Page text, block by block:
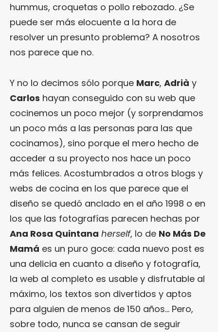
hummus, croquetas o pollo rebozado. ¿Se
puede ser más elocuente a la hora de
resolver un presunto problema? A nosotros
nos parece que no.
Y no lo decimos sólo porque Marc, Adrià y
Carlos hayan conseguido con su web que
cocinemos un poco mejor (y sorprendamos
un poco más a las personas para las que
cocinamos), sino porque el mero hecho de
acceder a su proyecto nos hace un poco
más felices. Acostumbrados a otros blogs y
webs de cocina en los que parece que el
diseño se quedó anclado en el año 1998 o en
los que las fotografías parecen hechas por
Ana Rosa Quintana herself, lo de No Más De
Mamá es un puro goce: cada nuevo post es
una delicia en cuanto a diseño y fotografía,
la web al completo es usable y disfrutable al
máximo, los textos son divertidos y aptos
para alguien de menos de 150 años… Pero,
sobre todo, nunca se cansan de seguir